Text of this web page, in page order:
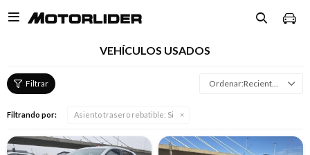

VEHÍCULOS USADOS
Recientes
Filtrando por: Asiento trasero rebatible: Si